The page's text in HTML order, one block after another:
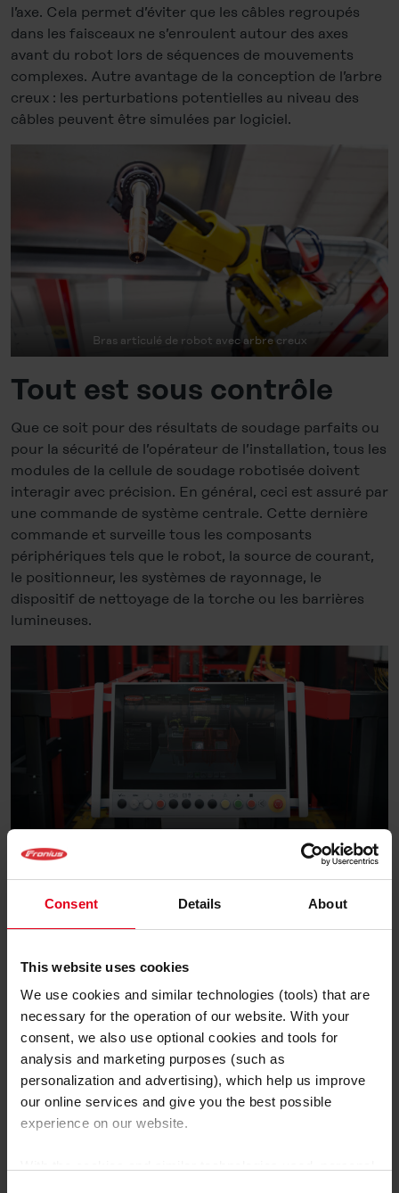
Consent Details About
This website uses cookies
We use cookies and similar technologies (tools) that are
necessary for the operation of our website. With your
consent, we also use optional cookies and tools for
analysis and marketing purposes (such as
personalization and advertising), which help us improve
our online services and give you the best possible
experience on our website.
l’axe. Cela permet d’éviter que les câbles regroupés
dans les faisceaux ne s’enroulent autour des axes
avant du robot lors de séquences de mouvements
complexes. Autre avantage de la conception de l’arbre
creux : les perturbations potentielles au niveau des
câbles peuvent être simulées par logiciel.
Bras articulé de robot avec arbre creux
Tout est sous contrôle
Que ce soit pour des résultats de soudage parfaits ou
pour la sécurité de l’opérateur de l’installation, tous les
modules de la cellule de soudage robotisée doivent
interagir avec précision. En général, ceci est assuré par
une commande de système centrale. Cette dernière
commande et surveille tous les composants
périphériques tels que le robot, la source de courant,
le positionneur, les systèmes de rayonnage, le
dispositif de nettoyage de la torche ou les barrières
lumineuses.
Contrôle intuitif du système avec visualisation 3D en temps réel
…
Éditeurs de programmes,
contrôle des données
numériques de soudage
et gestion des utilisateurs
/ Les commandes de
système high-tech
programmes intuitifs.